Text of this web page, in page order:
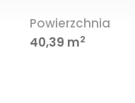
Powierzchnia
40,39 m2